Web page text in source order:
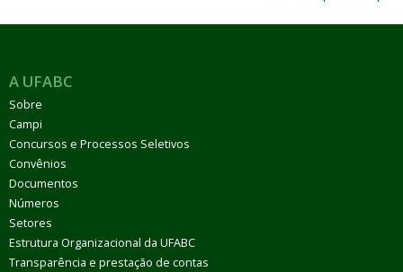
A UFABC
Sobre
Campi
Concursos e Processos Seletivos
Convênios
Documentos
Números
Setores
Estrutura Organizacional da UFABC
Transparência e prestação de contas